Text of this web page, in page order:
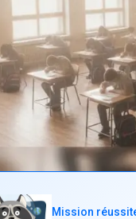
Mission